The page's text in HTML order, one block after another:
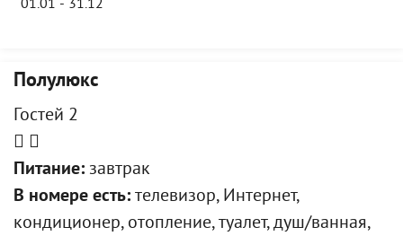
01.01 - 31.12
Полулюкс
Гостей 2
Питание: завтрак
В номере есть: телевизор, Интернет,
кондиционер, отопление, туалет, душ/ванная,